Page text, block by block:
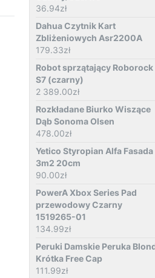
36.94zł
Dahua Czytnik Kart
Zbliżeniowych Asr2200A
179.33zł
Robot sprzątający Roborock
S7 (czarny)
2 389.00zł
Rozkładane Biurko Wiszące
Dąb Sonoma Olsen
478.00zł
Yetico Styropian Alfa Fasada
3m2 20cm
90.00zł
PowerA Xbox Series Pad
przewodowy Czarny
1519265-01
134.99zł
Peruki Damskie Peruka
Krótka Free Cap
111.99zł